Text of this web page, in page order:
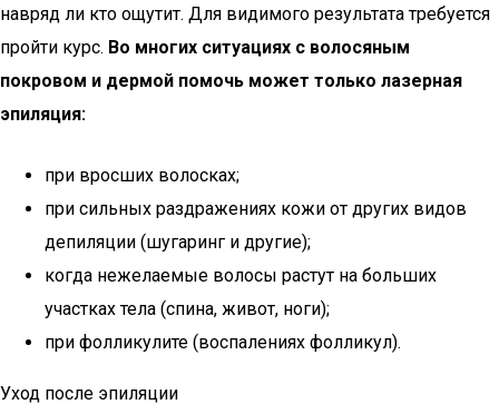
навряд ли кто ощутит. Для видимого результата требуется
пройти курс. Во многих ситуациях с волосяным
покровом и дермой помочь может только лазерная
эпиляция:
при вросших волосках;
при сильных раздражениях кожи от других видов
депиляции (шугаринг и другие);
когда нежелаемые волосы растут на больших
участках тела (спина, живот, ноги);
при фолликулите (воспалениях фолликул).
Уход после эпиляции